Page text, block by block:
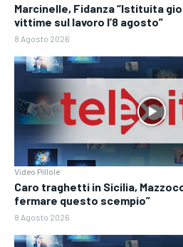
Marcinelle, Fidanza “Istituita
vittime sul lavoro l’8 agosto”
8 Agosto 2026
Video Pillole
Caro traghetti in Sicilia,
fermare questo scempio”
8 Agosto 2026